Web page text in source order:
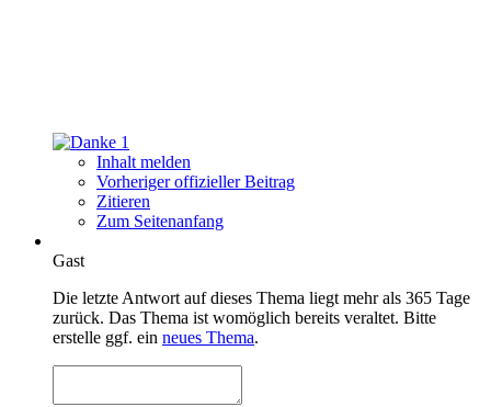
1
Inhalt melden
Vorheriger offizieller Beitrag
Zitieren
Zum Seitenanfang
Gast
Die letzte Antwort auf dieses Thema liegt mehr als 365 Tage
zurück. Das Thema ist womöglich bereits veraltet. Bitte
erstelle ggf. ein neues Thema.